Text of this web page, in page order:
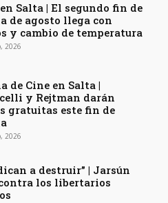
Salta | El segundo fin de
de agosto llega con
y cambio de temperatura
2026
de Cine en Salta |
y Rejtman darán
gratuitas este fin de
2026
a destruir” | Jarsún
los libertarios